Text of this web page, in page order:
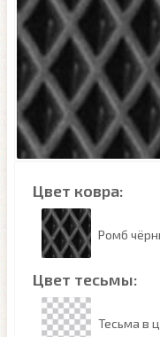
Цвет ковра:
Ромб
Цвет тесьмы:
Тесьма в